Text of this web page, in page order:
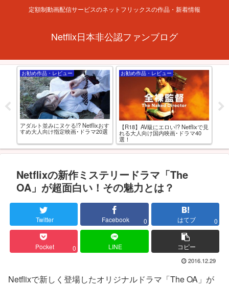
定額制動画配信サービスのネットフリックスの作品・新着情報
Netflix日本非公認ファンブログ
お勧め作品・レビュー
アダルト並みにヌケる!? Netflixおす
すめ大人向け指定映画･ドラマ20選
お勧め作品・レビュー
【R18】AV級にエロい!? Netflixで見
れる大人向け国内映画･ドラマ40
選！
Netflixの新作ミステリードラマ「The
OA」が超面白い！その魅力とは？
Twitter Facebook 0 はてブ 0
Pocket 0 LINE コピー
2016.12.29
Netflixで新しく登場したオリジナルドラマ「The OA」が